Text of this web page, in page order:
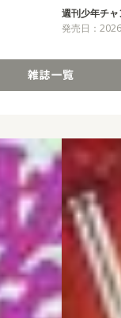
週刊少年チ
発売日：